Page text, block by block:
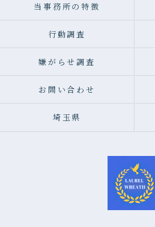
当事務所の特徴
行動調査
嫌がらせ調査
お問い合わせ
埼玉県